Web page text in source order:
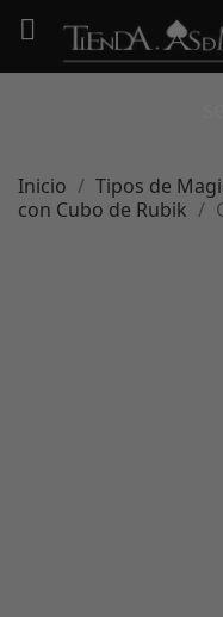

Inicio Tipos de
con Cubo de Rubik